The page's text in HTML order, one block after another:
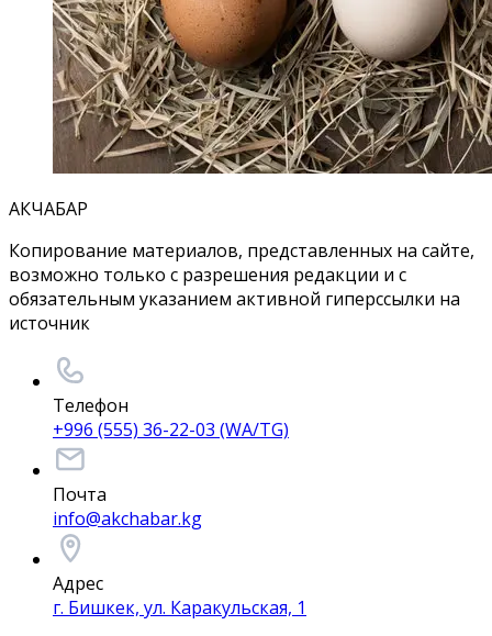
АКЧАБАР
Копирование материалов, представленных на сайте,
возможно только с разрешения редакции и с
обязательным указанием активной гиперссылки на
источник
Телефон
+996 (555) 36-22-03 (WA/TG)
Почта
info@akchabar.kg
Адрес
г. Бишкек, ул. Каракульская, 1